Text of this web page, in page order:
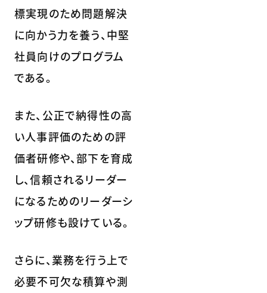
標実現のため問題解決
に向かう力を養う、中堅
社員向けのプログラム
である。
また、公正で納得性の高
い人事評価のための評
価者研修や、部下を育成
し、信頼されるリーダー
になるためのリーダーシ
ップ研修も設けている。
さらに、業務を行う上で
必要不可欠な積算や測